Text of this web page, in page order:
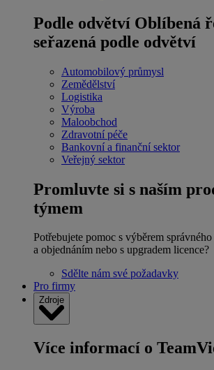
Podle odvětví Oblíbená
seřazená podle odvětví
Automobilový průmysl
Zemědělství
Logistika
Výroba
Maloobchod
Zdravotní péče
Bankovní a finanční sektor
Veřejný sektor
Promluvte si s naším
týmem
Potřebujete pomoc s výběrem
a objednáním nebo s upgradem licence?
Sdělte nám své požadavky
Pro firmy
Zdroje
Více informací o